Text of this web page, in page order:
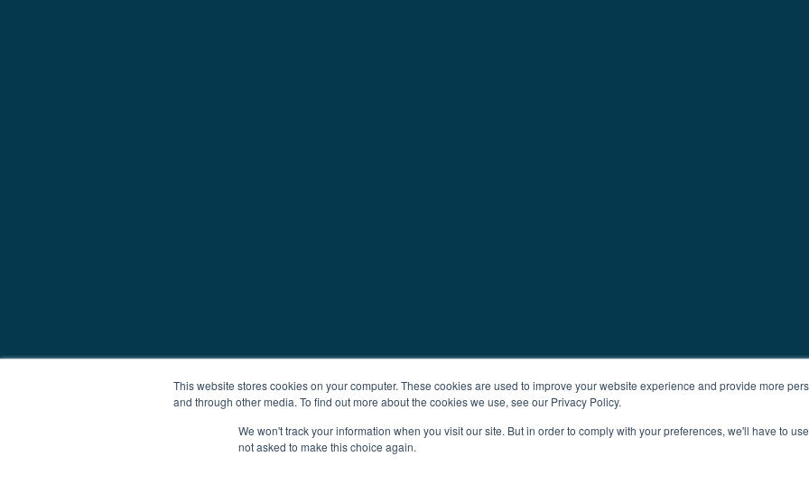
This website stores cookies on your computer. These cookies are used to improve your website experience and provide more
and through other media. To find out more about the cookies we use, see our Privacy Policy.
We won't track your information when you visit our site. But in order to comply with your preferences, we'll have to
not asked to make this choice again.